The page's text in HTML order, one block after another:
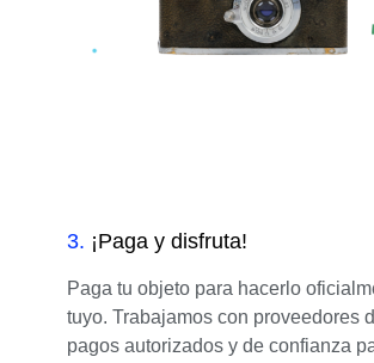
3. ¡Paga y disfruta!
Paga tu objeto para hacerlo
tuyo. Trabajamos con proveedores
pagos autorizados y de confianza